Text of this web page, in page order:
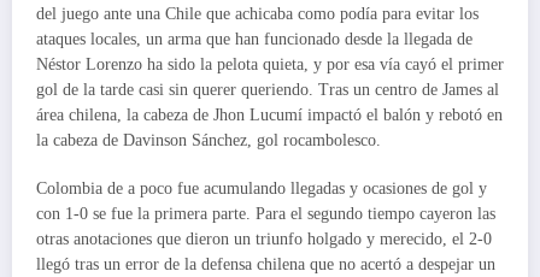
del juego ante una Chile que achicaba como podía para evitar los
ataques locales, un arma que han funcionado desde la llegada de
Néstor Lorenzo ha sido la pelota quieta, y por esa vía cayó el primer
gol de la tarde casi sin querer queriendo. Tras un centro de James al
área chilena, la cabeza de Jhon Lucumí impactó el balón y rebotó en
la cabeza de Davinson Sánchez, gol rocambolesco.
Colombia de a poco fue acumulando llegadas y ocasiones de gol y
con 1-0 se fue la primera parte. Para el segundo tiempo cayeron las
otras anotaciones que dieron un triunfo holgado y merecido, el 2-0
llegó tras un error de la defensa chilena que no acertó a despejar un